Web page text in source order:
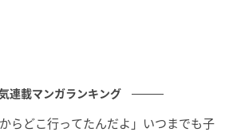
をもっとみる
連載マンガランキング
からどこ行ってたんだよ」いつまでも子